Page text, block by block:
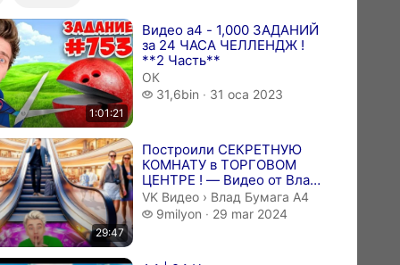
videolar
1:01:21
Видео a4 - 1,000 ЗАДАНИЙ
за 24 ЧАСА ЧЕЛЛЕНДЖ !
**2 Часть**
ОК
31,6bin
31,6 bin izleme31 oca 2023
29:47
Построили СЕКРЕТНУЮ
КОМНАТУ в ТОРГОВОМ
ЦЕНТРЕ ! — Видео от Влад
Бумага А4
VK Видео › Влад Бумага А4.
Влад Бумага А4
9milyon
9 milyon izleme29 mar 2024